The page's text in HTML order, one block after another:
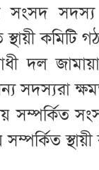
সংসদ
কমিটি
দল